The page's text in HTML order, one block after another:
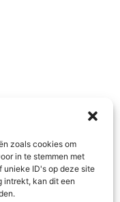
zoals cookies om
in te stemmen met
ID's op deze site
intrekt, kan dit een